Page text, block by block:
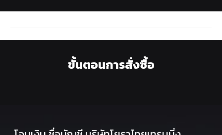
ขั้นตอนการสั่งซื้อ